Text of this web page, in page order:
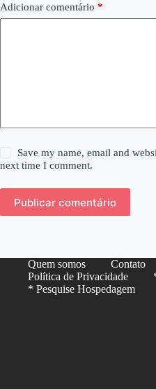
Adicionar comentário *
Save my name, email and
next time I comment.
Publicar comentário
Quem somos Contato
Política de Privacidade
* Pesquise Hospedagem